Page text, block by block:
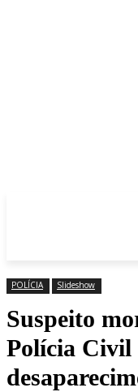
POLÍCIA Slideshow
Suspeito
Polícia Civil